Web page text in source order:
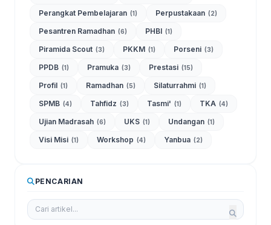
Perangkat Pembelajaran (1) Perpustakaan (2)
Pesantren Ramadhan (6) PHBI (1)
Piramida Scout (3) PKKM (1) Porseni (3)
PPDB (1) Pramuka (3) Prestasi (15)
Profil (1) Ramadhan (5) Silaturrahmi (1)
SPMB (4) Tahfidz (3) Tasmi' (1) TKA (4)
Ujian Madrasah (6) UKS (1) Undangan (1)
Visi Misi (1) Workshop (4) Yanbua (2)
PENCARIAN